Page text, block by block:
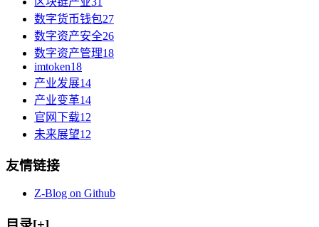
数字货币钱包27
数字资产安全26
数字资产管理18
imtoken18
产业发展14
产业变革14
官网下载12
未来展望12
友情链接
Z-Blog on Github